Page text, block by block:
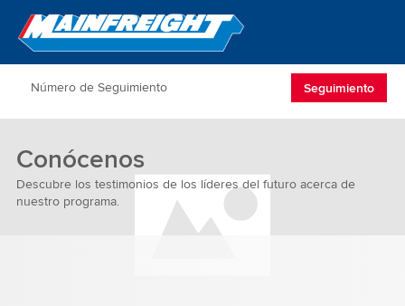
Go to Home
Seguimiento
Conócenos
Descubre los testimonios de los líderes del futuro acerca de
nuestro programa.